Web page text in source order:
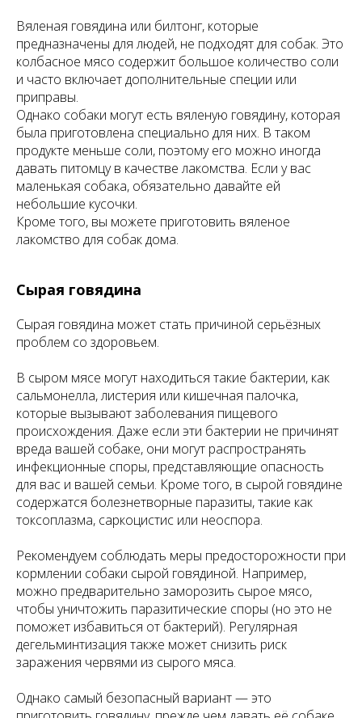
Вяленая говядина или билтонг, которые
предназначены для людей, не подходят для собак. Это
колбасное мясо содержит большое количество соли
и часто включает дополнительные специи или
приправы.
Однако собаки могут есть вяленую говядину, которая
была приготовлена специально для них. В таком
продукте меньше соли, поэтому его можно иногда
давать питомцу в качестве лакомства. Если у вас
маленькая собака, обязательно давайте ей
небольшие кусочки.
Кроме того, вы можете приготовить вяленое
лакомство для собак дома.
Сырая говядина
Сырая говядина может стать причиной серьёзных
проблем со здоровьем.
В сыром мясе могут находиться такие бактерии, как
сальмонелла, листерия или кишечная палочка,
которые вызывают заболевания пищевого
происхождения. Даже если эти бактерии не причинят
вреда вашей собаке, они могут распространять
инфекционные споры, представляющие опасность
для вас и вашей семьи. Кроме того, в сырой говядине
содержатся болезнетворные паразиты, такие как
токсоплазма, саркоцистис или неоспора.
Рекомендуем соблюдать меры предосторожности при
кормлении собаки сырой говядиной. Например,
можно предварительно заморозить сырое мясо,
чтобы уничтожить паразитические споры (но это не
поможет избавиться от бактерий). Регулярная
дегельминтизация также может снизить риск
заражения червями из сырого мяса.
Однако самый безопасный вариант — это